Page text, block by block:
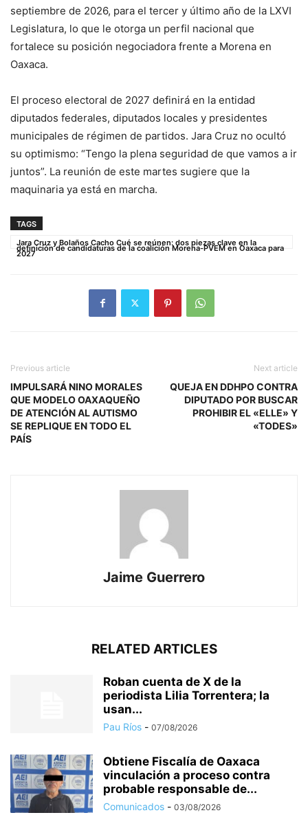
septiembre de 2026, para el tercer y último año de la LXVI
Legislatura, lo que le otorga un perfil nacional que
fortalece su posición negociadora frente a Morena en
Oaxaca.
El proceso electoral de 2027 definirá en la entidad
diputados federales, diputados locales y presidentes
municipales de régimen de partidos. Jara Cruz no ocultó
su optimismo: “Tengo la plena seguridad de que vamos a ir
juntos”. La reunión de este martes sugiere que la
maquinaria ya está en marcha.
TAGS
Jara Cruz y Bolaños Cacho Cué se reúnen: dos piezas clave en la
definición de candidaturas de la coalición Morena-PVEM en Oaxaca para
2027
Previous article
IMPULSARÁ NINO MORALES
QUE MODELO OAXAQUEÑO
DE ATENCIÓN AL AUTISMO
SE REPLIQUE EN TODO EL
PAÍS
Next article
QUEJA EN DDHPO CONTRA
DIPUTADO POR BUSCAR
PROHIBIR EL «ELLE» Y
«TODES»
Jaime Guerrero
RELATED ARTICLES
Roban cuenta de X de la
periodista Lilia Torrentera; la
usan...
Pau Ríos - 07/08/2026
Obtiene Fiscalía de Oaxaca
vinculación a proceso contra
probable responsable de...
Comunicados - 03/08/2026